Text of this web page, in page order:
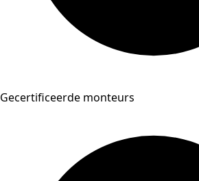
Gecertificeerde monteurs